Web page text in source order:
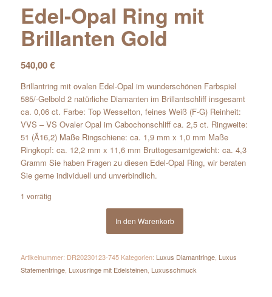
Edel-Opal Ring mit
Brillanten Gold
540,00€
Brillantring mit ovalen Edel-Opal im wunderschönen Farbspiel
585/-Gelbold 2 natürliche Diamanten im Brillantschliff insgesamt
ca. 0,06 ct. Farbe: Top Wesselton, feines Weiß (F-G) Reinheit:
VVS – VS Ovaler Opal im Cabochonschliff ca. 2,5 ct. Ringweite:
51 (Ã16,2) Maße Ringschiene: ca. 1,9 mm x 1,0 mm Maße
Ringkopf: ca. 12,2 mm x 11,6 mm Bruttogesamtgewicht: ca. 4,3
Gramm Sie haben Fragen zu diesen Edel-Opal Ring, wir beraten
Sie gerne individuell und unverbindlich.
1 vorrätig
In den Warenkorb
Artikelnummer: DR20230123-745 Kategorien: Luxus Diamantringe, Luxus
Statementringe, Luxusringe mit Edelsteinen, Luxusschmuck